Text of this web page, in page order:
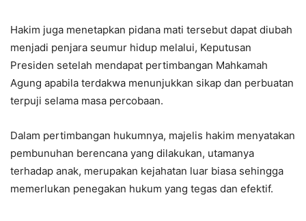
Hakim juga menetapkan pidana mati tersebut dapat diubah
menjadi penjara seumur hidup melalui, Keputusan
Presiden setelah mendapat pertimbangan Mahkamah
Agung apabila terdakwa menunjukkan sikap dan perbuatan
terpuji selama masa percobaan.
Dalam pertimbangan hukumnya, majelis hakim menyatakan
pembunuhan berencana yang dilakukan, utamanya
terhadap anak, merupakan kejahatan luar biasa sehingga
memerlukan penegakan hukum yang tegas dan efektif.